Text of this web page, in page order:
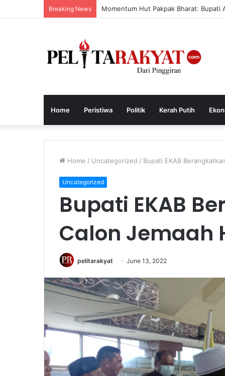
Breaking News Momentum Hut Pakpak Bharat: Bupati
Home Peristiwa Politik Kerah Putih
Home / Uncategorized / Bupati EKAB
Uncategorized
Bupati EKAB
Calon Jemaah
pelitarakyat June 13, 2022